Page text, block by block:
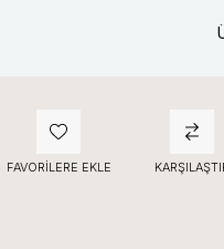
FAVORILERE EKLE